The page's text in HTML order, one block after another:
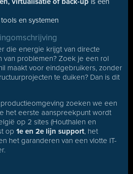
en systemen
die energie krijgt van directe
van problemen? Zoek je een rol
maakt voor eindgebruikers, zonder
te duiken? Dan is dit
zoeken we een
het eerste aanspreekpunt wordt
op 2 sites (Houthalen en
op 1e en 2e lijn support, het
het garanderen van een vlotte IT-